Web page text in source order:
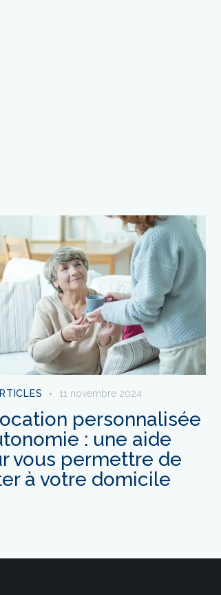
11 novembre 2024
personnalisée
: une aide
vous permettre de
à votre domicile